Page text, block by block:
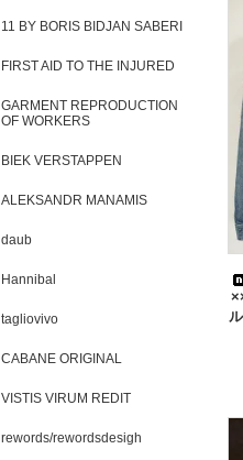
11 BY BORIS BIDJAN SABERI
FIRST AID TO THE INJURED
GARMENT REPRODUCTION
OF WORKERS
BIEK VERSTAPPEN
ALEKSANDR MANAMIS
daub
Hannibal
tagliovivo
CABANE ORIGINAL
VISTIS VIRUM REDIT
rewords/rewordsdesigh